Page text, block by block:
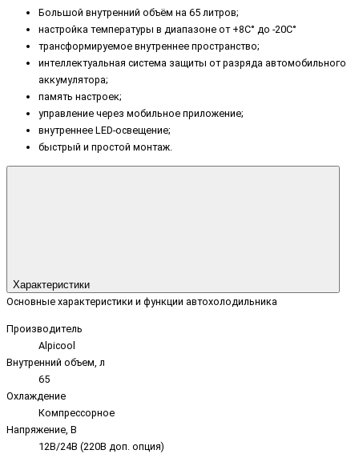
Большой внутренний объём на 65 литров;
настройка температуры в диапазоне от +8C° до -20C°
трансформируемое внутреннее пространство;
интеллектуальная система защиты от разряда автомобильного
аккумулятора;
память настроек;
управление через мобильное приложение;
внутреннее LED-освещение;
быстрый и простой монтаж.
Характеристики
Основные характеристики и функции автохолодильника
Производитель
Alpicool
Внутренний объем, л
65
Охлаждение
Компрессорное
Напряжение, В
12В/24В (220В доп. опция)